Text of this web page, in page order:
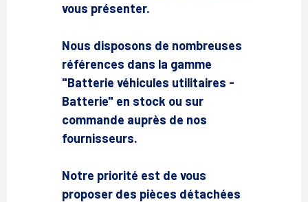
vous présenter.
Nous disposons de nombreuses
références dans la gamme
"Batterie véhicules utilitaires -
Batterie" en stock ou sur
commande auprès de nos
fournisseurs.
Notre priorité est de vous
proposer des pièces détachées